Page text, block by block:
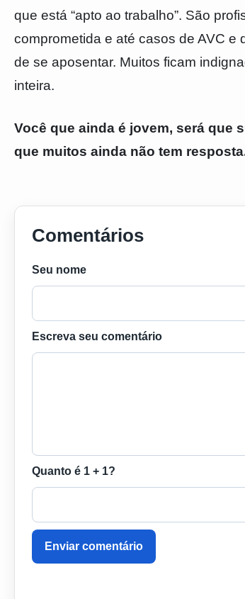
que está “apto ao trabalho”. São
comprometida e até casos de AVC
de se aposentar. Muitos ficam
inteira.
Você que ainda é jovem, será que
que muitos ainda não tem
Comentários
Seu nome
Escreva seu comentário
Quanto é 1 + 1?
Enviar comentário